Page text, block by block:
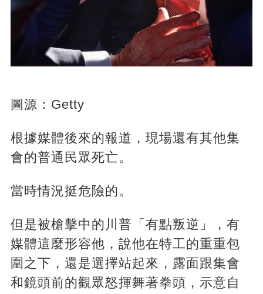
圖源：Getty
根據媒體後來的報道，現場還有其他集
會的普通民眾死亡。
當時情況挺危險的。
但是被槍擊中的川普「有點叛逆」，有
媒體這麼形容他，說他在特工的重重包
圍之下，還是選擇站起來，露面跟集會
和鏡頭前的觀眾怒揮舞著拳頭，示意自